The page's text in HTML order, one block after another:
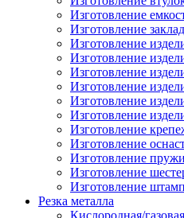
Изготовление
Изготовление
Изготовление
Изготовление
Изготовление
Изготовление
Изготовление
Изготовление
Изготовление
Изготовление
Изготовление
Изготовление
Изготовление
Резка металла
Кислородная/